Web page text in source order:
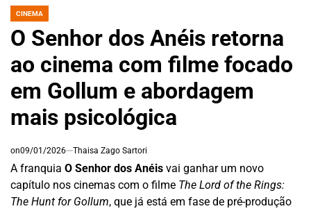
POSTED
CINEMA
O Senhor dos Anéis retorna
ao cinema com filme focado
em Gollum e abordagem
mais psicológica
on09/01/2026 Thaisa Zago Sartori
A franquia O Senhor dos Anéis vai ganhar um novo
capítulo nos cinemas com o filme The Lord of the Rings:
The Hunt for Gollum, que já está em fase de pré-produção